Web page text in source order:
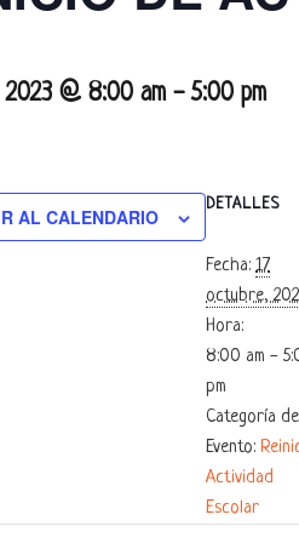
@ 8:00 am -5:00 pm
AL CALENDARIO
DETALLES
Fecha: 17
octubre,
Hora:
8:00 am -
pm
Categoría
Evento:
Actividad
Escolar